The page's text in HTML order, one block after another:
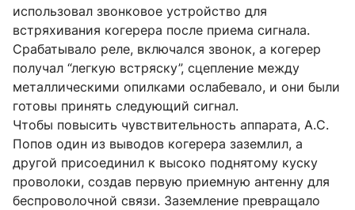
использовал звонковое устройство для
встряхивания когерера после приема сигнала.
Срабатывало реле, включался звонок, а когерер
получал “легкую встряску”, сцепление между
металлическими опилками ослабевало, и они были
готовы принять следующий сигнал.
Чтобы повысить чувствительность аппарата, А.С.
Попов один из выводов когерера заземлил, а
другой присоединил к высоко поднятому куску
проволоки, создав первую приемную антенну для
беспроволочной связи. Заземление превращало